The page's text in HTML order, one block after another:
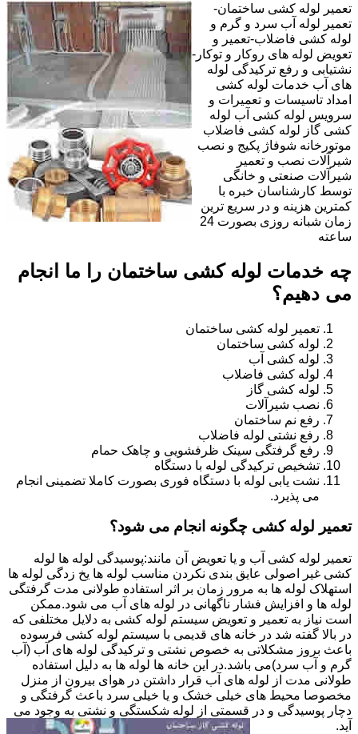
تعمیر لوله کشی ساختمان-
تعمیر لوله آب سرد و گرم و
لوله کشی فاضلاب-تعمیر و
تعویض لوله های روکار و توکار-
نشتیابی و رفع ترکیدگی لوله
های آب خدمات لوله کشی
امداد تاسیسات و تعمیرات و
سرویس لوله کشی آب لوله
کشی گاز لوله کشی فاضلاب
موتورخانه شوفاژ پکیج و نصب
شیرآلات نصب و تعمیر
شیرآلات صنعتی و خانگی
توسط کارشناسان خبره با
کمترین هزینه و در سریع ترین
زمان شبانه روزی بصورت 24
ساعته
چه خدمات لوله کشی ساختمان را ما انجام
می دهیم؟
تعمیر لوله کشی ساختمان
لوله کشی ساختمان
لوله کشی آب
لوله کشی فاضلاب
لوله کشی گاز
نصب شیرآلات
رفع نم ساختمان
رفع نشتی لوله فاضلاب
رفع گرفتگی سینک ظرفشویی و چاهک حمام
تشخیص ترکیدگی لوله با دستگاه
نشت یابی لوله با دستگاه فوری بصورت کاملا تضمینی انجام
می پذیرد.
تعمیر لوله کشی چگونه انجام می شود؟
تعمیر لوله کشی آب و یا تعویض آن مانند:پوسیدگی لوله ها لوله
کشی غیر اصولی عایق بندی نکردن مناسب لوله ها یخ زدگی لوله ها
استهلاک لوله ها به مرور زمان بر اثر استفاده طولانی مدت گرفتگی
لوله ها و افزایش فشار ناگهانی در لوله های آب می شود.ممکن
است نیاز به تعمیر و تعویض سیستم لوله کشی به دلایل مختلفی که
در بالا گفته شد در خانه های قدیمی با سیستم لوله کشی فرسوده
باعث بروز مشکلاتی به خصوص نشتی و ترکیدگی لوله های آب (آب
گرم و آب سرد)می باشد.در این خانه ها لوله ها به دلیل استفاده
طولانی مدت از لوله های آب قرار داشتن در هوای بیرون از منزل
مخصوصا محیط های خیلی خشک و یا خیلی سرد باعث گرفتگی و
دچار پوسیدگی و در قسمتی از لوله شکستگی و نشتی به وجود می
آید.